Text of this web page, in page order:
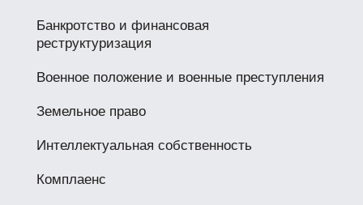
Банкротство и финансовая
реструктуризация
Военное положение и военные преступления
Земельное право
Интеллектуальная собственность
Комплаенс